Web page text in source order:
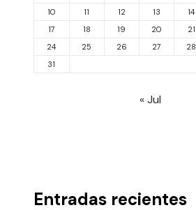
10
11 12 13 14
17
18 19 20 21
24
25 26 27 28
31
« Jul
Entradas recientes